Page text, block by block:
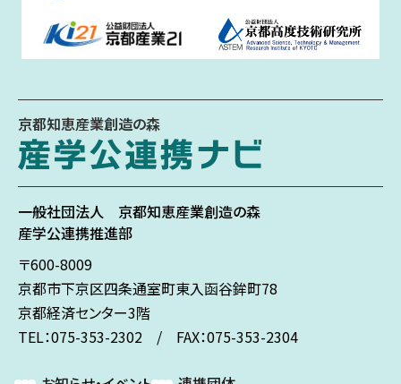
京都知恵産業創造の森
一般社団法人 京都知恵産業創造の森
産学公連携推進部
〒600-8009
京都市下京区四条通室町東入函谷鉾町78
京都経済センター3階
TEL：075-353-2302 / FAX：075-353-2304